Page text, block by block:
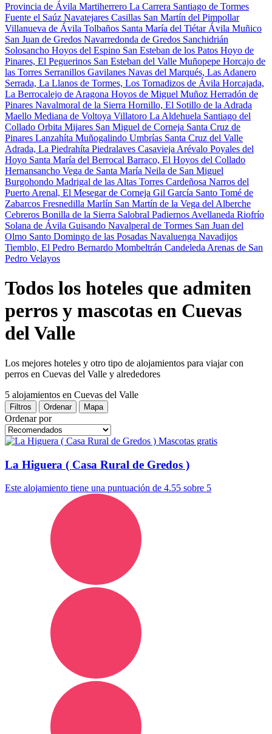
Provincia de Ávila Martiherrero La Carrera Santiago de Tormes
Fuente el Saúz Navatejares Casillas San Martín del Pimpollar
Villanueva de Ávila Tolbaños Santa María del Tiétar Ávila Muñico
San Juan de Gredos Navarredonda de Gredos Sanchidrián
Solosancho Hoyos del Espino San Esteban de los Patos Hoyo de
Pinares, El Peguerinos San Esteban del Valle Muñopepe Horcajo de
las Torres Serranillos Gavilanes Navas del Marqués, Las Adanero
Serrada, La Llanos de Tormes, Los Tornadizos de Ávila Horcajada,
La Berrocalejo de Aragona Hoyos de Miguel Muñoz Herradón de
Pinares Navalmoral de la Sierra Hornillo, El Sotillo de la Adrada
Maello Mediana de Voltoya Villatoro La Aldehuela Santiago del
Collado Orbita Mijares San Miguel de Corneja Santa Cruz de
Pinares Lanzahíta Muñogalindo Umbrías Santa Cruz del Valle
Adrada, La Piedrahíta Piedralaves Casavieja Arévalo Poyales del
Hoyo Santa María del Berrocal Barraco, El Hoyos del Collado
Hernansancho Vega de Santa María Neila de San Miguel
Burgohondo Madrigal de las Altas Torres Cardeñosa Narros del
Puerto Arenal, El Mesegar de Corneja Gil García Santo Tomé de
Zabarcos Fresnedilla Marlín San Martín de la Vega del Alberche
Cebreros Bonilla de la Sierra Salobral Padiernos Avellaneda Riofrío
Solana de Ávila Guisando Navalperal de Tormes San Juan del
Olmo Santo Domingo de las Posadas Navaluenga Navadijos
Tiemblo, El Pedro Bernardo Mombeltrán Candeleda Arenas de San
Pedro Velayos
Todos los hoteles que admiten
perros y mascotas en Cuevas
del Valle
Los mejores hoteles y otro tipo de alojamientos para viajar con
perros en Cuevas del Valle y alrededores
5 alojamientos en Cuevas del Valle
Filtros Ordenar Mapa
Ordenar por
Mascotas gratis
La Higuera ( Casa Rural de Gredos )
Este alojamiento tiene una puntuación de 4.55 sobre 5